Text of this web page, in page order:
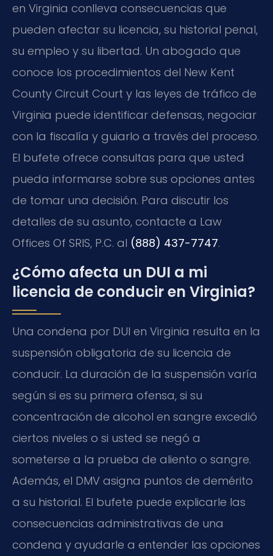
en Virginia conlleva consecuencias que
pueden afectar su licencia, su historial penal,
su empleo y su libertad. Un abogado que
conoce los procedimientos del New Kent
County Circuit Court y las leyes de tráfico de
Virginia puede identificar defensas, negociar
con la fiscalía y guiarlo a través del proceso.
El bufete ofrece consultas para que usted
pueda informarse sobre sus opciones antes
de tomar una decisión. Para discutir los
detalles de su asunto, contacte a Law
Offices Of SRIS, P.C. al (888) 437-7747.
¿Cómo afecta un DUI a mi
licencia de conducir en Virginia?
Una condena por DUI en Virginia resulta en la
suspensión obligatoria de su licencia de
conducir. La duración de la suspensión varía
según si es su primera ofensa, si su
concentración de alcohol en sangre excedió
ciertos niveles o si usted se negó a
someterse a la prueba de aliento o sangre.
Además, el DMV asigna puntos de demérito
a su historial. El bufete puede explicarle las
consecuencias administrativas de una
condena y ayudarle a entender las opciones